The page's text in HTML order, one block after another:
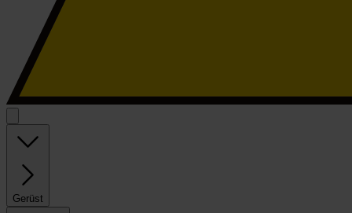
Gerüst